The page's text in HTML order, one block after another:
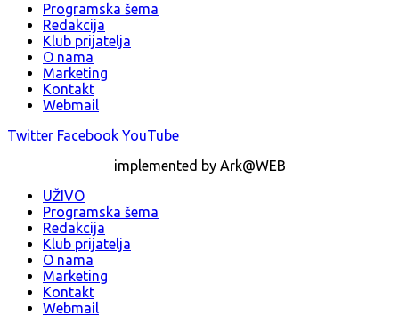
Programska šema
Redakcija
Klub prijatelja
O nama
Marketing
Kontakt
Webmail
Twitter Facebook YouTube
implemented by Ark@WEB
UŽIVO
Programska šema
Redakcija
Klub prijatelja
O nama
Marketing
Kontakt
Webmail